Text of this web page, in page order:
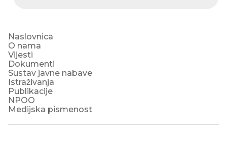
Naslovnica
O nama
Vijesti
Dokumenti
Sustav javne nabave
Istraživanja
Publikacije
NPOO
Medijska pismenost